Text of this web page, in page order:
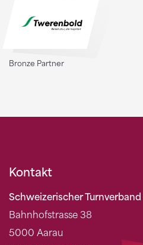
Bronze Partner
Kontakt
Schweizerischer Turnverband
Bahnhofstrasse 38
5000 Aarau